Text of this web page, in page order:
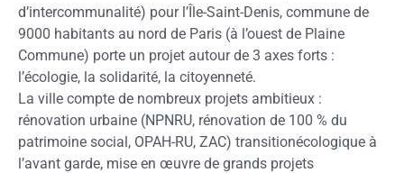
d’intercommunalité) pour l’Île-Saint-Denis, commune de
9000 habitants au nord de Paris (à l’ouest de Plaine
Commune) porte un projet autour de 3 axes forts :
l’écologie, la solidarité, la citoyenneté.
La ville compte de nombreux projets ambitieux :
rénovation urbaine (NPNRU, rénovation de 100 % du
patrimoine social, OPAH-RU, ZAC) transitionécologique à
l’avant garde, mise en œuvre de grands projets